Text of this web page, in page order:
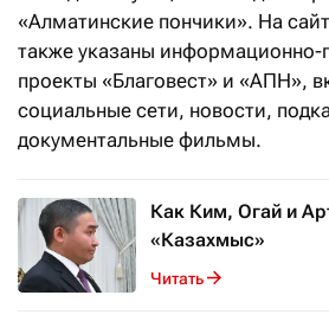
«Алматинские пончики». На
также указаны информационно-
проекты «Благовест» и «АПН»,
социальные сети, новости,
документальные фильмы.
Как Ким, Огай и
«Казахмыс»
Читать